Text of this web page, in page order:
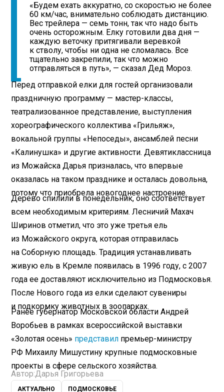
«Будем ехать аккуратно, со скоростью не более
60 км/час, внимательно соблюдать дистанцию.
Вес трейлера — семь тонн, так что надо быть
очень осторожным. Елку готовили два дня —
каждую веточку притягивали веревкой
к стволу, чтобы ни одна не сломалась. Все
тщательно закрепили, так что можно
отправляться в путь», — сказал Дед Мороз.
Перед отправкой елки для гостей организовали
праздничную программу — мастер-классы,
театрализованное представление, выступления
хореографического коллектива «Грильяж»,
вокальной группы «Непоседы», ансамблей песни
«Калинушка» и другие активности. Девятиклассница
из Можайска Дарья призналась, что впервые
оказалась на таком празднике и осталась довольна,
потому что приобрела новогоднее настроение.
Дерево спилили в понедельник, оно соответствует
всем необходимым критериям. Лесничий Махач
Ширинов отметил, что это уже третья ель
из Можайского округа, которая отправилась
на Соборную площадь. Традиция устанавливать
живую ель в Кремле появилась в 1996 году, с 2007
года ее доставляют исключительно из Подмосковья.
После Нового года из елки сделают сувениры
и подкормку животных в зоопарках.
Ранее губернатор Московской области Андрей
Воробьев в рамках всероссийской выставки
«Золотая осень» представил премьер-министру
РФ Михаилу Мишустину крупные подмосковные
проекты в сфере сельского хозяйства.
Автор:Дарья Григорьева
АКТУАЛЬНО ПОДМОСКОВЬЕ